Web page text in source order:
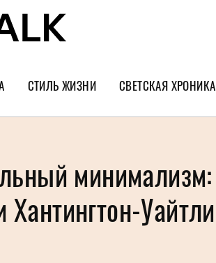
лицом
СТИЛЬ ЖИЗНИ
Культура
Еда и рестораны
Психология
СВЕТСКАЯ ХРОНИКА
минимализм:
Уайтли